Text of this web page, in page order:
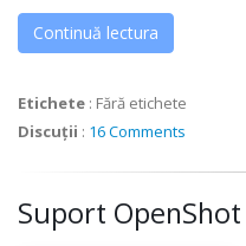
Continuă lectura
Etichete : Fără etichete
Discuții : 16 Comments
Suport OpenShot